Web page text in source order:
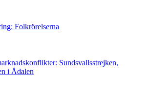
Folkrörelserna
Sundsvallsstrejken,
i Ådalen